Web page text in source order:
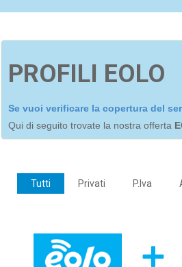
PROFILI EOLO
Se vuoi verificare la copertura del
Qui di seguito trovate la nostra offerta
Tutti Privati P.Iva